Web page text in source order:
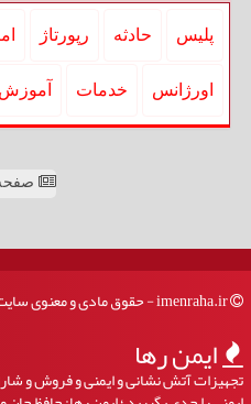
پلیس حادثه رپورتاژ
اورژانس خدمات آموزش
صفحه
ایمن رها
تجهیزات آتش نشانی و ایمنی و فروش و